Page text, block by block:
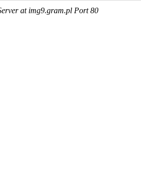
at img9.gram.pl Port 80